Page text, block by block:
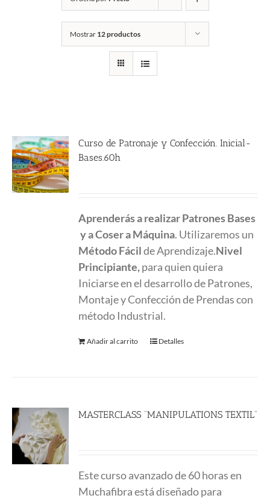
Mostrar 12 productos
Curso de Patronaje y Confección. Inicial-
Bases.60h
Aprenderás a realizar Patrones Bases
y a Coser a Máquina. Utilizaremos un
Método Fácilde Aprendizaje.Nivel
Principiante,para quien quiera
Iniciarse en el desarrollo de Patrones,
Montaje y Confección de Prendas con
método Industrial.
Añadir al carrito Detalles
MASTERCLASS “MANIPULATIONS TEXTIL”
Este curso avanzado de 60 horas en
Muchafibra está diseñado para